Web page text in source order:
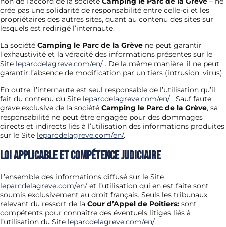
crée pas une solidarité de responsabilité entre celle-ci et les
propriétaires des autres sites, quant au contenu des sites sur
lesquels est redirigé l’internaute.
La société Camping le Parc de la Grève ne peut garantir
l’exhaustivité et la véracité des informations présentes sur le
Site leparcdelagreve.com/en/ . De la même manière, il ne peut
garantir l’absence de modification par un tiers (intrusion, virus).
En outre, l’internaute est seul responsable de l’utilisation qu’il
fait du contenu du Site leparcdelagreve.com/en/ . Sauf faute
grave exclusive de la société Camping le Parc de la Grève, sa
responsabilité ne peut être engagée pour des dommages
directs et indirects liés à l’utilisation des informations produites
sur le Site leparcdelagreve.com/en/.
Loi applicable et Compétence judiciaire
L’ensemble des informations diffusé sur le Site
leparcdelagreve.com/en/ et l’utilisation qui en est faite sont
soumis exclusivement au droit français. Seuls les tribunaux
relevant du ressort de la Cour d’Appel de Poitiers: sont
compétents pour connaître des éventuels litiges liés à
l’utilisation du Site leparcdelagreve.com/en/.